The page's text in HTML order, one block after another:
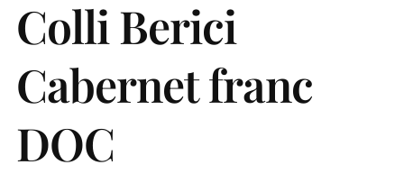
Colli Berici
Cabernet franc
DOC